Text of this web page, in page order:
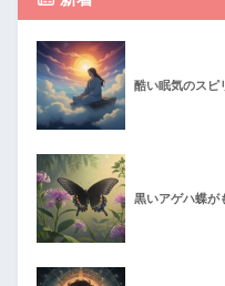
酷い眠気のスピ
黒いアゲハ蝶が